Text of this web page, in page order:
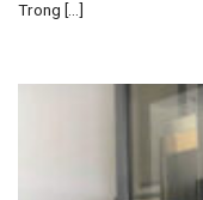
Trong [...]